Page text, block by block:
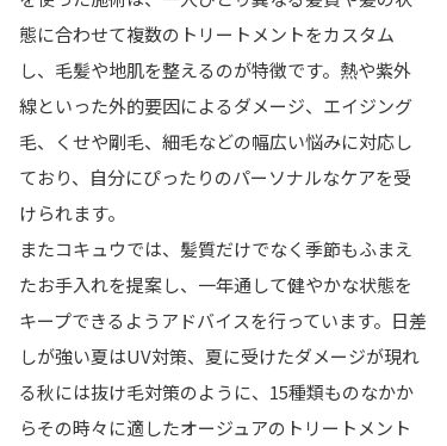
態に合わせて複数のトリートメントをカスタム
し、毛髪や地肌を整えるのが特徴です。熱や紫外
線といった外的要因によるダメージ、エイジング
毛、くせや剛毛、細毛などの幅広い悩みに対応し
ており、自分にぴったりのパーソナルなケアを受
けられます。
またコキュウでは、髪質だけでなく季節もふまえ
たお手入れを提案し、一年通して健やかな状態を
キープできるようアドバイスを行っています。日差
しが強い夏はUV対策、夏に受けたダメージが現れ
る秋には抜け毛対策のように、15種類ものなかか
らその時々に適したオージュアのトリートメント